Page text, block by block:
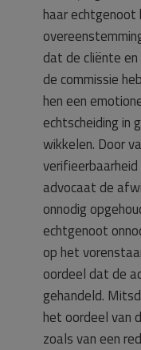
haar
dat de cliënte
de commissie
hen een
echtscheiding in
wikkelen. Door
advocaat de
onnodig
echtgenoot
op het
oordeel dat de
gehandeld.
het oordeel van
zoals van een